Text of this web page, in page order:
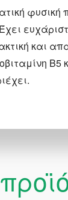
φυσική
και
Β5